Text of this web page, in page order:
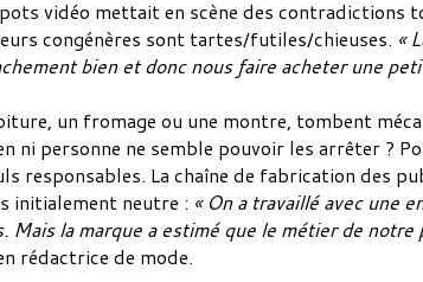
vidéo mettait en scène des contradictions
congénères sont tartes/futiles/chieuses. «
bien et donc nous faire acheter une
un fromage ou une montre, tombent
ni personne ne semble pouvoir les arrêter ?
responsables. La chaîne de fabrication des
initialement neutre : « On a travaillé avec une
la marque a estimé que le métier de notre
rédactrice de mode.